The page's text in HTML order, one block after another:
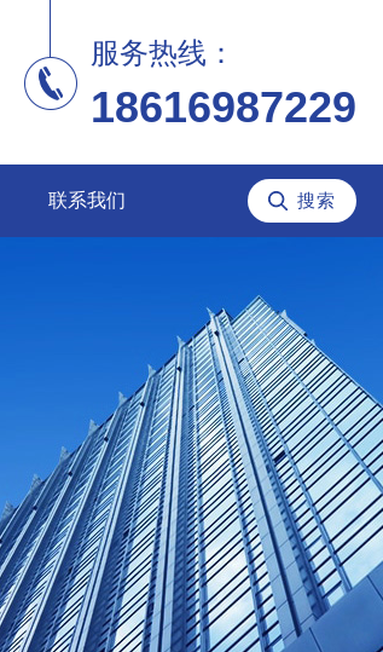
服务热线：
18616987229
联系我们